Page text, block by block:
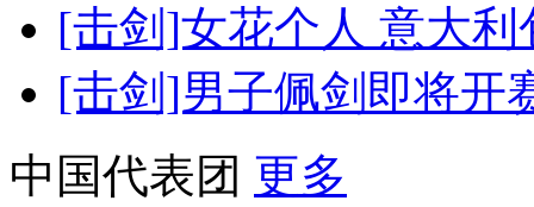
[击剑]女花个人 意大利
[击剑]男子佩剑即将开
中国代表团 更多